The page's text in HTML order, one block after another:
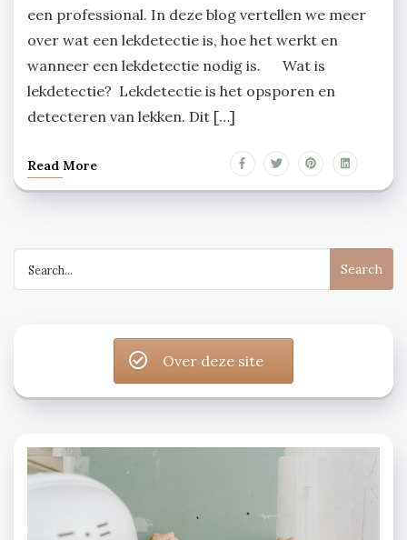
een professional. In deze blog vertellen we meer
over wat een lekdetectie is, hoe het werkt en
wanneer een lekdetectie nodig is. Wat is
lekdetectie? Lekdetectie is het opsporen en
detecteren van lekken. Dit […]
Read More
for:
Over deze site